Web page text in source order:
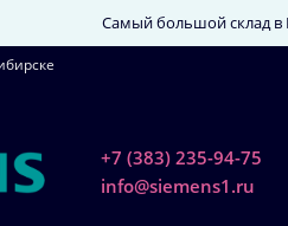
Самый большой склад в
+7 (383) 235-94-75
info@siemens1.ru